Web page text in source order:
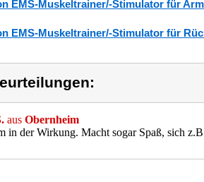
EMS-Muskeltrainer/-Stimulator für
EMS-Muskeltrainer/-Stimulator für
aus Obernheim
in der Wirkung. Macht sogar Spaß, sich